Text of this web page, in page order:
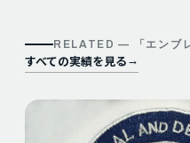
RELATED — 「 エンブ
すべての実績を見る →